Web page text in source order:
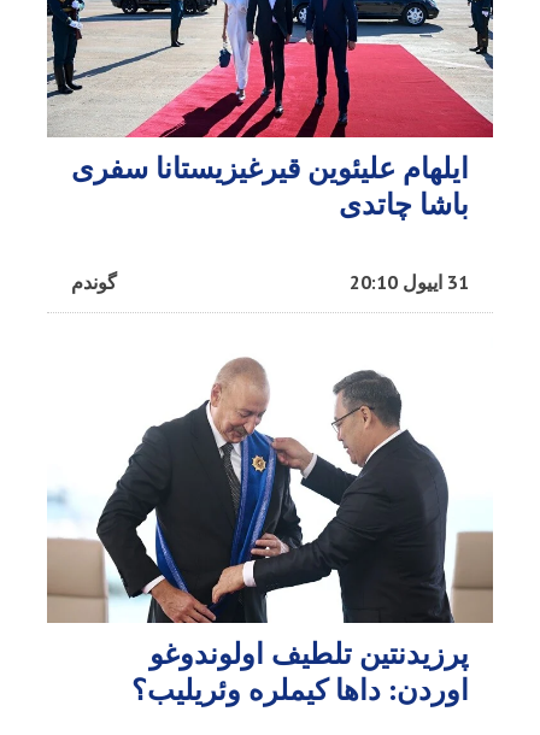
ایلهام علیئوین قیرغیزیستانا سفری
باشا چاتدی
گوندم 31 اییول 20:10
پرزیدنتین تلطیف اولوندوغو
اوردن: داها کیملره وئریلیب؟